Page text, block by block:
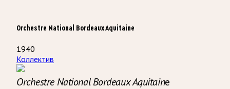
Orchestre National Bordeaux Aquitaine
1940
Коллектив
Orchestre National Bordeaux Aquitaine